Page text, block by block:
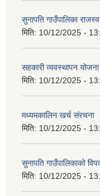
सुनापति गाउँपालिका
मिति: 10/12/2025 -
सहकारी व्यवस्थापन योजना
मिति: 10/12/2025 -
मध्यमकालिन खर्च संरचना
मिति: 10/12/2025 -
सुनापति गाउँपालिकाको
मिति: 10/12/2025 -